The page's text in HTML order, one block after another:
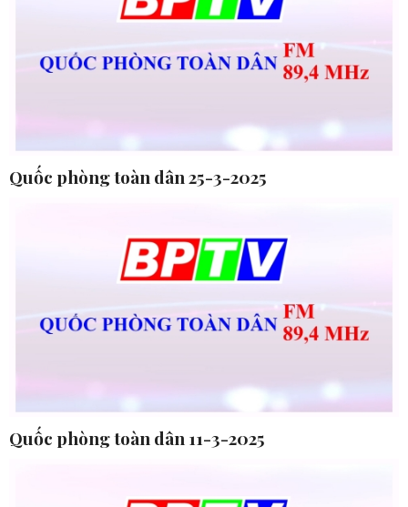
Quốc phòng toàn dân 25-3-2025
Quốc phòng toàn dân 11-3-2025